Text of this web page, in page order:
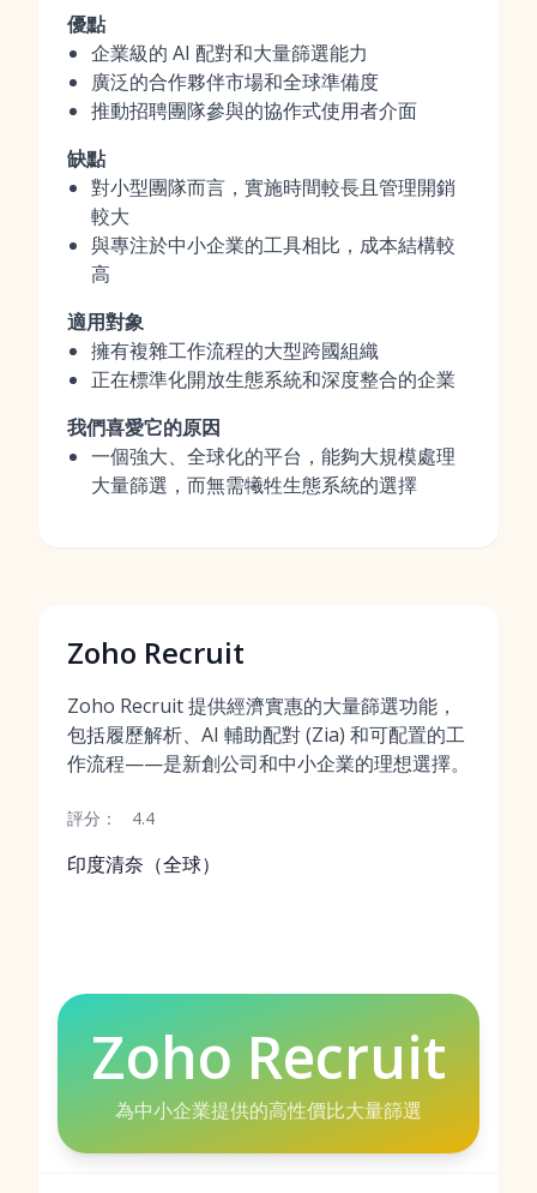
優點
企業級的 AI 配對和大量篩選能力
廣泛的合作夥伴市場和全球準備度
推動招聘團隊參與的協作式使用者介面
缺點
對小型團隊而言，實施時間較長且管理開銷
較大
與專注於中小企業的工具相比，成本結構較
高
適用對象
擁有複雜工作流程的大型跨國組織
正在標準化開放生態系統和深度整合的企業
我們喜愛它的原因
一個強大、全球化的平台，能夠大規模處理
大量篩選，而無需犧牲生態系統的選擇
Zoho Recruit
Zoho Recruit 提供經濟實惠的大量篩選功能，
包括履歷解析、AI 輔助配對 (Zia) 和可配置的工
作流程——是新創公司和中小企業的理想選擇。
評分： 4.4
印度清奈（全球）
Zoho Recruit
為中小企業提供的高性價比大量篩選